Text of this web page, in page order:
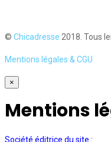
© Chicadresse 2018. Tous
Mentions légales & CGU
×
Mentions
Société éditrice du site :